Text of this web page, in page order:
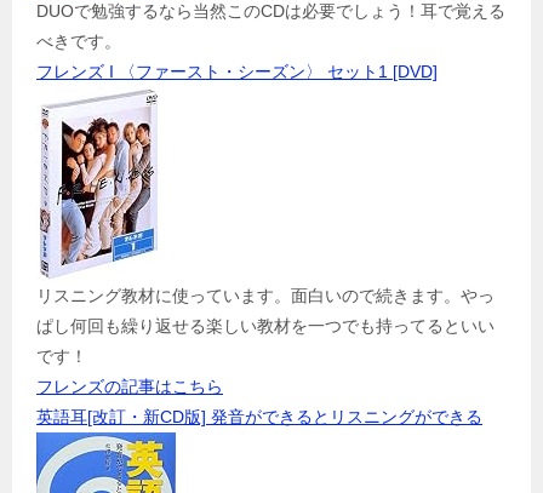
DUOで勉強するなら当然このCDは必要でしょう！耳で覚える
べきです。
フレンズ I 〈ファースト・シーズン〉 セット1 [DVD]
リスニング教材に使っています。面白いので続きます。やっ
ぱし何回も繰り返せる楽しい教材を一つでも持ってるといい
です！
フレンズの記事はこちら
英語耳[改訂・新CD版] 発音ができるとリスニングができる